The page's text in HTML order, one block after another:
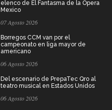
elenco de El Fantasma de la Ópera
Mexico
07 Agosto 2026
Borregos CCM van por el
campeonato en liga mayor de
americano
06 Agosto 2026
Del escenario de PrepaTec Qro al
teatro musical en Estados Unidos
06 Agosto 2026